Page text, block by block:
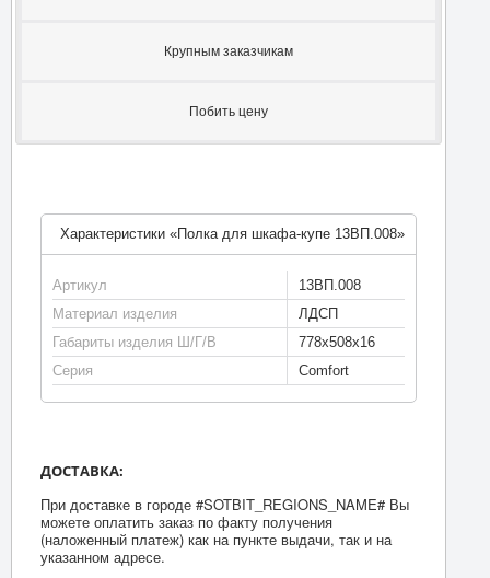
Крупным заказчикам
Побить цену
Характеристики «Полка для шкафа-купе 13ВП.008»
Артикул
13ВП.008
Материал изделия
ЛДСП
Габариты изделия Ш/Г/В
778х508х16
Серия
Comfort
ДОСТАВКА:
При доставке в городе #SOTBIT_REGIONS_NAME# Вы
можете оплатить заказ по факту получения
(наложенный платеж) как на пункте выдачи, так и на
указанном адресе.